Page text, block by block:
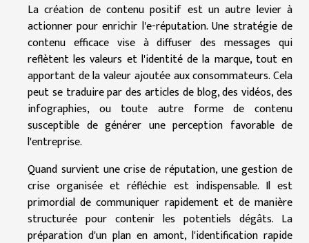
La création de contenu positif est un autre levier à
actionner pour enrichir l'e-réputation. Une stratégie de
contenu efficace vise à diffuser des messages qui
reflètent les valeurs et l'identité de la marque, tout en
apportant de la valeur ajoutée aux consommateurs. Cela
peut se traduire par des articles de blog, des vidéos, des
infographies, ou toute autre forme de contenu
susceptible de générer une perception favorable de
l'entreprise.
Quand survient une crise de réputation, une gestion de
crise organisée et réfléchie est indispensable. Il est
primordial de communiquer rapidement et de manière
structurée pour contenir les potentiels dégâts. La
préparation d'un plan en amont, l'identification rapide